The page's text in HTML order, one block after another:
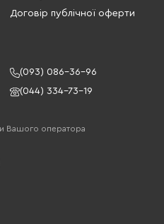
Договір публічної оферти
(093) 086-36-96
(044) 334-73-19
Вашого оператора